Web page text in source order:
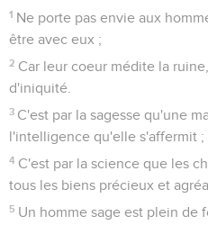
1 Ne porte pas envie aux
être avec eux ;
2 Car leur coeur médite la
d'iniquité.
3 C'est par la sagesse qu'une
l'intelligence qu'elle s'affermit ;
4 C'est par la science que les
tous les biens précieux et
5 Un homme sage est plein de